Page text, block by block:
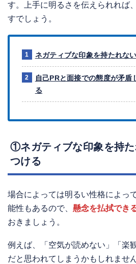
す。上手に明るさを伝えられれば
すでしょう。
ネガティブな印象を持たれな
自己PRと面接での態度が矛盾
る
①ネガティブな印象を持
つける
場合によっては明るい性格によっ
能性もあるので、 懸念を払拭でき
おきましょう。
例えば、「空気が読めない」「楽
だと思われてしまうかもしれません